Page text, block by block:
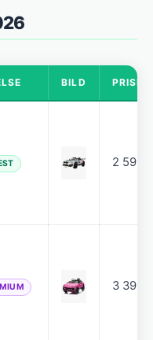
BILD
2 599
3 399